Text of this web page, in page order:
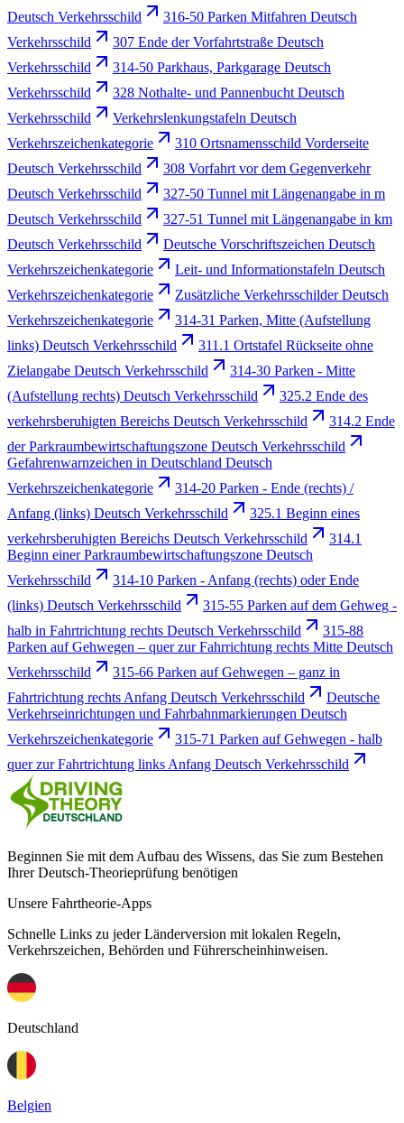
Deutsch Verkehrsschild
316-50 Parken Mitfahren Deutsch
Verkehrsschild
307 Ende der Vorfahrtstraße Deutsch
Verkehrsschild
314-50 Parkhaus, Parkgarage Deutsch
Verkehrsschild
328 Nothalte- und Pannenbucht Deutsch
Verkehrsschild
Verkehrslenkungstafeln Deutsch
Verkehrszeichenkategorie
310 Ortsnamensschild Vorderseite
Deutsch Verkehrsschild
308 Vorfahrt vor dem Gegenverkehr
Deutsch Verkehrsschild
327-50 Tunnel mit Längenangabe in m
Deutsch Verkehrsschild
327-51 Tunnel mit Längenangabe in km
Deutsch Verkehrsschild
Deutsche Vorschriftszeichen Deutsch
Verkehrszeichenkategorie
Leit- und Informationstafeln Deutsch
Verkehrszeichenkategorie
Zusätzliche Verkehrsschilder Deutsch
Verkehrszeichenkategorie
314-31 Parken, Mitte (Aufstellung
links) Deutsch Verkehrsschild
311.1 Ortstafel Rückseite ohne
Zielangabe Deutsch Verkehrsschild
314-30 Parken - Mitte
(Aufstellung rechts) Deutsch Verkehrsschild
325.2 Ende des
verkehrsberuhigten Bereichs Deutsch Verkehrsschild
314.2 Ende
der Parkraumbewirtschaftungszone Deutsch Verkehrsschild
Gefahrenwarnzeichen in Deutschland Deutsch
Verkehrszeichenkategorie
314-20 Parken - Ende (rechts) /
Anfang (links) Deutsch Verkehrsschild
325.1 Beginn eines
verkehrsberuhigten Bereichs Deutsch Verkehrsschild
314.1
Beginn einer Parkraumbewirtschaftungszone Deutsch
Verkehrsschild
314-10 Parken - Anfang (rechts) oder Ende
(links) Deutsch Verkehrsschild
315-55 Parken auf dem Gehweg -
halb in Fahrtrichtung rechts Deutsch Verkehrsschild
315-88
Parken auf Gehwegen – quer zur Fahrrichtung rechts Mitte Deutsch
Verkehrsschild
315-66 Parken auf Gehwegen – ganz in
Fahrtrichtung rechts Anfang Deutsch Verkehrsschild
Deutsche
Verkehrseinrichtungen und Fahrbahnmarkierungen Deutsch
Verkehrszeichenkategorie
315-71 Parken auf Gehwegen - halb
quer zur Fahrtrichtung links Anfang Deutsch Verkehrsschild
Beginnen Sie mit dem Aufbau des Wissens, das Sie zum Bestehen
Ihrer Deutsch-Theorieprüfung benötigen
Unsere Fahrtheorie-Apps
Schnelle Links zu jeder Länderversion mit lokalen Regeln,
Verkehrszeichen, Behörden und Führerscheinhinweisen.
Deutschland
Belgien